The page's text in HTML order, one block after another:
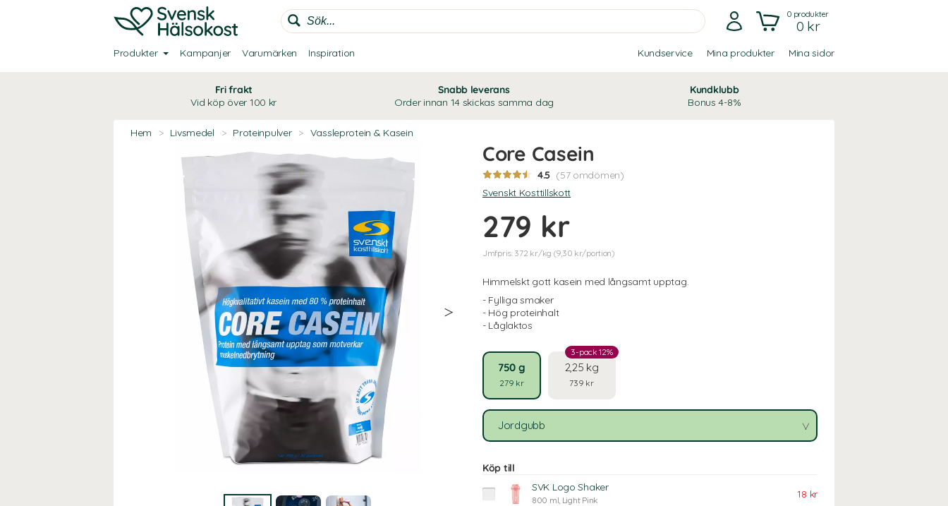
0produkter
0 kr
Produkter Kampanjer Varumärken Inspiration Kundservice Mina produkter Mina sidor
Fri frakt
Vid köp över 100 kr
Snabb leverans
Order innan 14 skickas samma dag
Kundklubb
Bonus 4-8%
Hem > Livsmedel > Proteinpulver > Vassleprotein & Kasein
Core Casein
4.5 (57 omdömen)
Svenskt Kosttillskott
279 kr
Jmfpris: 372 kr/kg (9,30 kr/portion)
Himmelskt gott kasein med långsamt upptag.
- Fylliga smaker
- Hög proteinhalt
- Låglaktos
750 g
279 kr
2,25 kg
739 kr
3-pack 12%
Jordgubb
Köp till
SVK Logo Shaker
800 ml, Light Pink 18 kr